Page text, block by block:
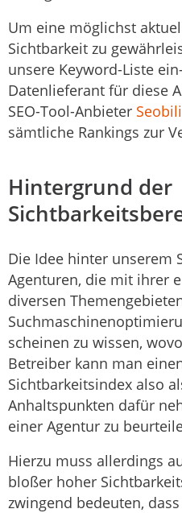
Um eine möglichst
Sichtbarkeit zu
unsere Keyword-Liste
Datenlieferant für diese
SEO-Tool-Anbieter
sämtliche Rankings zur
Hintergrund der
Die Idee hinter unserem
Agenturen, die mit ihrer
diversen
scheinen zu wissen,
Betreiber kann man
Sichtbarkeitsindex also
Anhaltspunkten dafür
einer Agentur zu
Hierzu muss allerdings
bloßer hoher
zwingend bedeuten,